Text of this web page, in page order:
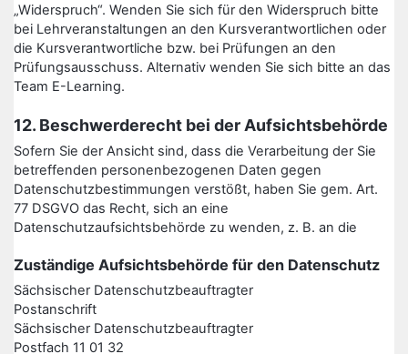
„Widerspruch“. Wenden Sie sich für den Widerspruch bitte
bei Lehrveranstaltungen an den Kursverantwortlichen oder
die Kursverantwortliche bzw. bei Prüfungen an den
Prüfungsausschuss. Alternativ wenden Sie sich bitte an das
Team E-Learning.
12. Beschwerderecht bei der Aufsichtsbehörde
Sofern Sie der Ansicht sind, dass die Verarbeitung der Sie
betreffenden personenbezogenen Daten gegen
Datenschutzbestimmungen verstößt, haben Sie gem. Art.
77 DSGVO das Recht, sich an eine
Datenschutzaufsichtsbehörde zu wenden, z. B. an die
Zuständige Aufsichtsbehörde für den Datenschutz
Sächsischer Datenschutzbeauftragter
Postanschrift
Sächsischer Datenschutzbeauftragter
Postfach 11 01 32